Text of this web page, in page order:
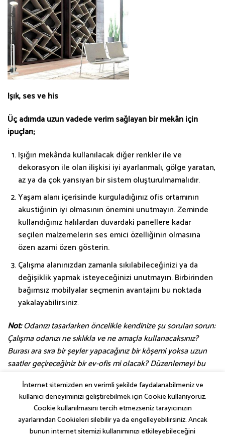
Işık, ses ve his
Üç adımda uzun vadede verim sağlayan bir mekân için
ipuçları;
Işığın mekânda kullanılacak diğer renkler ile ve
dekorasyon ile olan ilişkisi iyi ayarlanmalı, gölge yaratan,
az ya da çok yansıyan bir sistem oluşturulmamalıdır.
Yaşam alanı içerisinde kurguladığınız ofis ortamının
akustiğinin iyi olmasının önemini unutmayın. Zeminde
kullandığınız halılardan duvardaki panellere kadar
seçilen malzemelerin ses emici özelliğinin olmasına
özen azami özen gösterin.
Çalışma alanınızdan zamanla sıkılabileceğinizi ya da
değişiklik yapmak isteyeceğinizi unutmayın. Birbirinden
bağımsız mobilyalar seçmenin avantajını bu noktada
yakalayabilirsiniz.
Not:Odanızı tasarlarken öncelikle kendinize şu soruları sorun:
Çalışma odanızı ne sıklıkla ve ne amaçla kullanacaksınız?
Burası ara sıra bir şeyler yapacağınız bir köşemi yoksa uzun
saatler geçireceğiniz bir ev-ofis mi olacak? Düzenlemeyi bu
İnternet sitemizden en verimli şekilde faydalanabilmeniz ve
kullanıcı deneyiminizi geliştirebilmek için Cookie kullanıyoruz.
Cookie kullanılmasını tercih etmezseniz tarayıcınızın
ayarlarından Cookieleri silebilir ya da engelleyebilirsiniz. Ancak
bunun internet sitemizi kullanımınızı etkileyebileceğini